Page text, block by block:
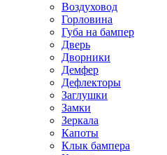
Воздуховод
Горловина
Губа на бампер
Дверь
Дворники
Демфер
Дефлекторы
Заглушки
Замки
Зеркала
Капоты
Клык бампера